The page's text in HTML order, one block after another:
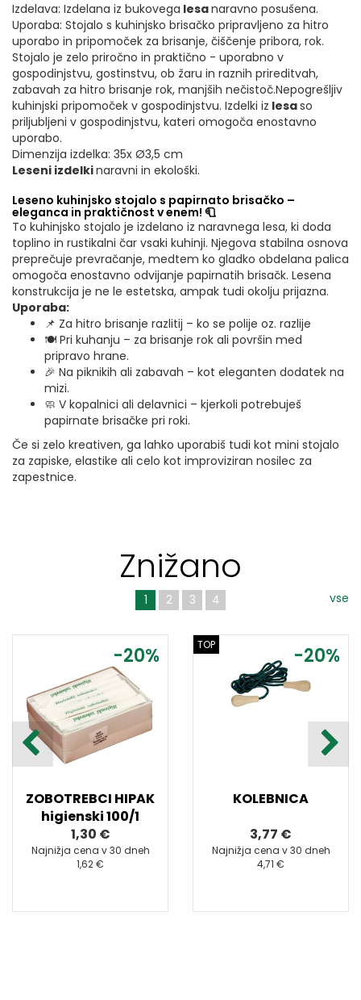
Izdelava: Izdelana iz bukovega lesanaravno posušena.
Uporaba: Stojalo s kuhinjsko brisačko pripravljeno za hitro
uporabo in pripomoček za brisanje, čiščenje pribora, rok.
Stojalo je zelo priročno in praktično - uporabno v
gospodinjstvu, gostinstvu, ob žaru in raznih prireditvah,
zabavah za hitro brisanje rok, manjših nečistoč.Nepogrešljiv
kuhinjski pripomoček v gospodinjstvu. Izdelki iz lesaso
priljubljeni v gospodinjstvu, kateri omogoča enostavno
uporabo.
Dimenzija izdelka: 35x Ø3,5 cm
Leseni izdelkinaravni in ekološki.
Leseno kuhinjsko stojalo s papirnato brisačko –
eleganca in praktičnost v enem! 🧻
To kuhinjsko stojalo je izdelano iz naravnega lesa, ki doda
toplino in rustikalni čar vsaki kuhinji. Njegova stabilna osnova
preprečuje prevračanje, medtem ko gladko obdelana palica
omogoča enostavno odvijanje papirnatih brisačk. Lesena
konstrukcija je ne le estetska, ampak tudi okolju prijazna.
Uporaba:
📌 Za hitro brisanje razlitij – ko se polije oz. razlije
🍽️ Pri kuhanju – za brisanje rok ali površin med
pripravo hrane.
🎉 Na piknikih ali zabavah – kot eleganten dodatek na
mizi.
🧼 V kopalnici ali delavnici – kjerkoli potrebuješ
papirnate brisačke pri roki.
Če si zelo kreativen, ga lahko uporabiš tudi kot mini stojalo
za zapiske, elastike ali celo kot improviziran nosilec za
zapestnice.
Znižano
vse
1 2 3 4
-20%
ZOBOTREBCI HIPAK
higienski 100/1
1,30 €
Najnižja cena v 30 dneh
1,62 €
-20%
TOP
KOLEBNICA
3,77 €
Najnižja cena v 30 dneh
4,71 €